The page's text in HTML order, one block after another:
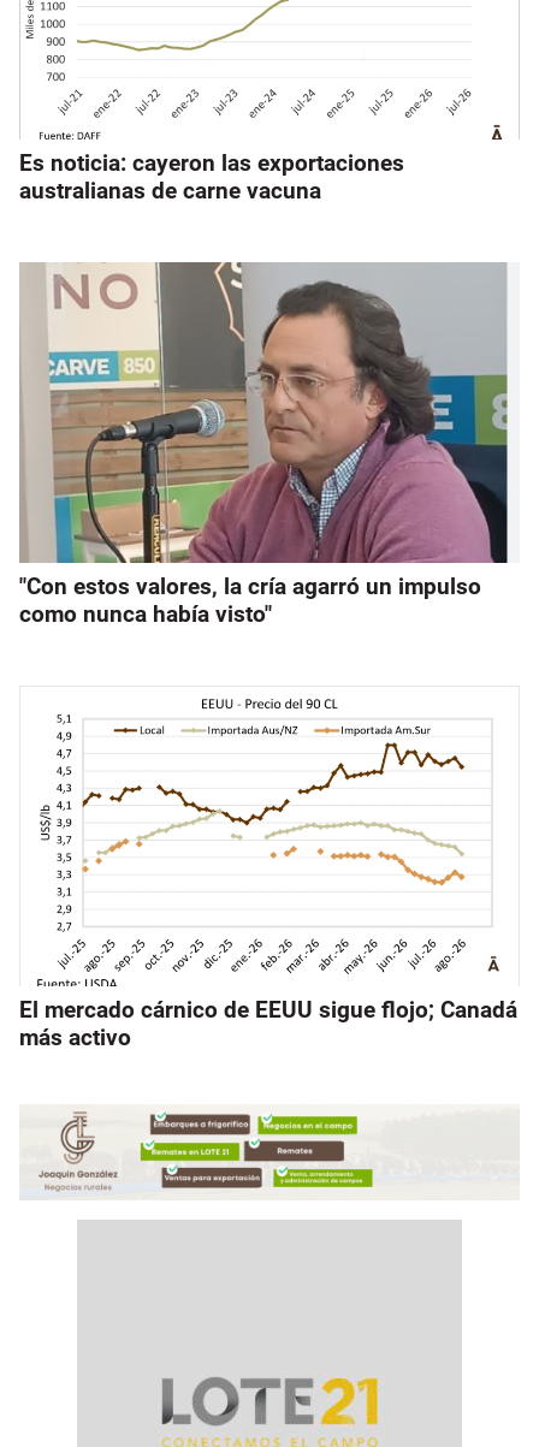
Es noticia: cayeron las exportaciones
australianas de carne vacuna
"Con estos valores, la cría agarró un impulso
como nunca había visto"
El mercado cárnico de EEUU sigue flojo; Canadá
más activo